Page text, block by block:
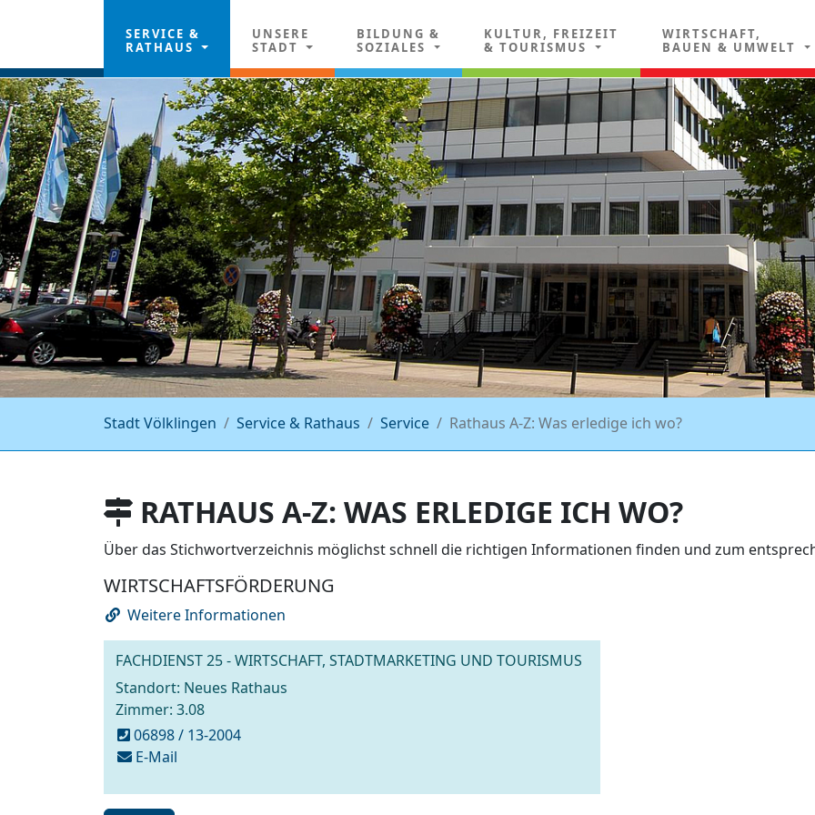
SERVICE &
RATHAUS
UNSERE
STADT
BILDUNG &
SOZIALES
KULTUR, FREIZEIT
& TOURISMUS
WIRTSCHAFT,
BAUEN & UMWELT
Stadt Völklingen Service & Rathaus Service Rathaus A-Z: Was erledige ich wo?
RATHAUS A-Z: WAS ERLEDIGE ICH WO?
Über das Stichwortverzeichnis möglichst schnell die richtigen Informationen finden und zum
WIRTSCHAFTSFÖRDERUNG
Weitere Informationen
FACHDIENST 25 - WIRTSCHAFT, STADTMARKETING UND TOURISMUS
Standort: Neues Rathaus
Zimmer: 3.08
06898 / 13-2004
E-Mailschreiben
wifoe@voelklingen.de